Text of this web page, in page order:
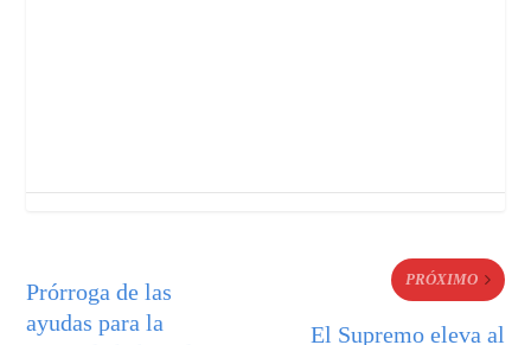
Prórroga de las
ayudas para la
PRÓXIMO
El Supremo eleva al